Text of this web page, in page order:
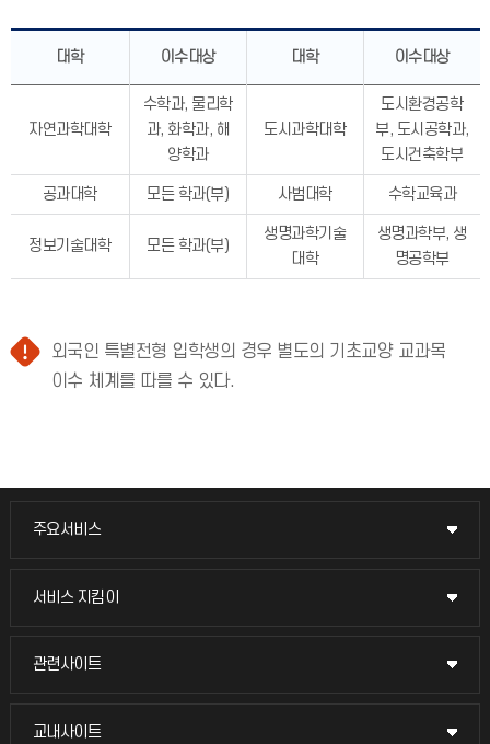
대학 이수대상 대학 이수대상
자연과학대학
수학과, 물리학
과, 화학과, 해
양학과
도시과학대학
도시환경공학
부, 도시공학과,
도시건축학부
공과대학 모든 학과(부) 사범대학 수학교육과
정보기술대학 모든 학과(부)
생명과학기술
대학
생명과학부, 생
명공학부
외국인 특별전형 입학생의 경우 별도의 기초교양 교과목
이수 체계를 따를 수 있다.
주요서비스
주요서비스
교무회의방송
서비스 지킴이
서비스 지킴이
묻고 답하기
관련사이트
관련사이트
국방헬프콜
교내사이트
교내사이트